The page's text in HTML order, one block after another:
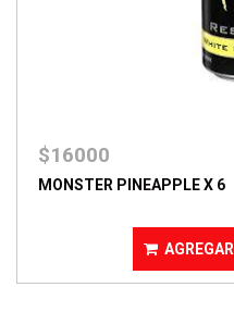
$16000
MONSTER PINEAPPLE X 6
AGREGAR